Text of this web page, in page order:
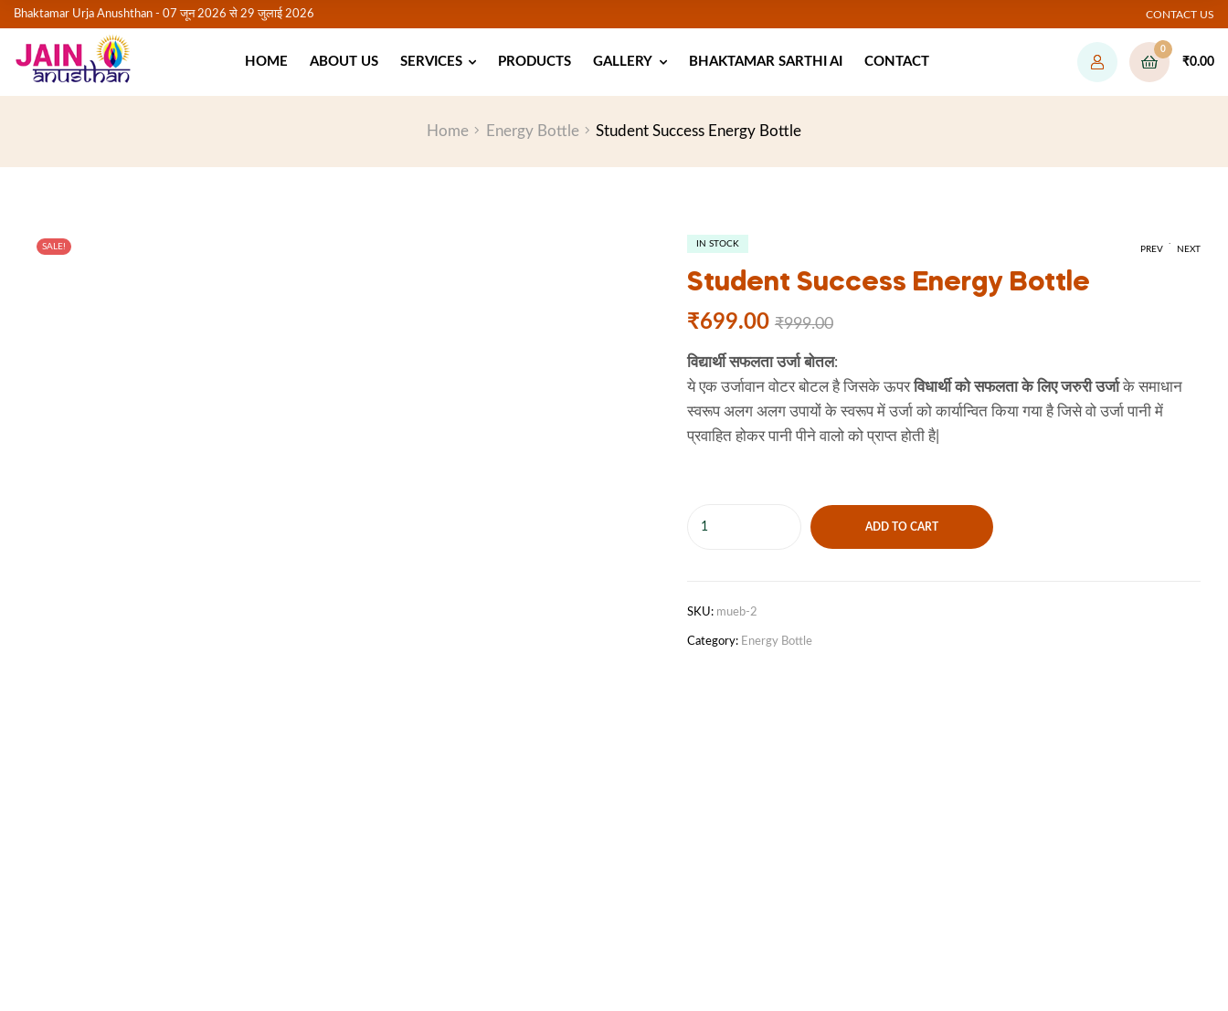
Bhaktamar Urja Anushthan - 07 जून 2026 से 29 जुलाई 2026 CONTACT US
HOME ABOUT US SERVICES PRODUCTS GALLERY BHAKTAMAR SARTHI AI CONTACT
0
₹0.00
Home Energy Bottle Student Success Energy Bottle
SALE! PREV
NEXT
IN STOCK
Student Success Energy Bottle
₹999.00
₹699.00
विद्यार्थी सफलता उर्जा बोतल:
ये एक उर्जावान वोटर बोटल है जिसके ऊपरविधार्थी को सफलता के लिए जरुरी उर्जाके समाधान
स्वरूप अलग अलग उपायों के स्वरूप में उर्जा को कार्यान्वित किया गया है जिसे वो उर्जा पानी में
प्रवाहित होकर पानी पीने वालो को प्राप्त होती है|
ADD TO CART
SKU: mueb-2
Category: Energy Bottle